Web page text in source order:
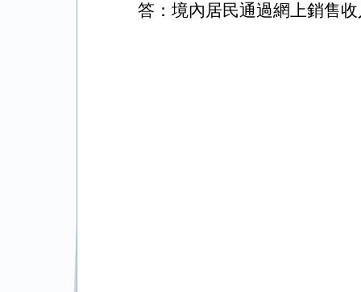
答：境內居民通過網上銷售